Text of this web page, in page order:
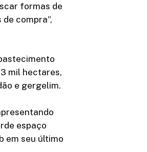
formas de
compra”,
mil hectares,
e gergelim.
espaço
em seu último